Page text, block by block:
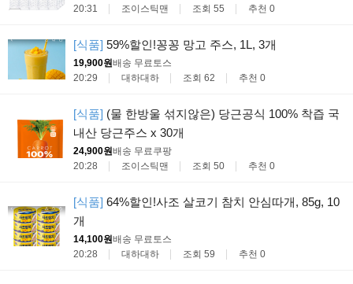
20:31
조이스틱맨 조회 55 추천 0
[식품] 59%할인!꽁꽁 망고 주스, 1L, 3개
19,900원배송 무료 토스
20:29
대하대하 조회 62 추천 0
[식품] (물 한방울 섞지않은) 당근공식 100% 착즙 국
내산 당근주스 x 30개
24,900원배송 무료 쿠팡
20:28
조이스틱맨 조회 50 추천 0
[식품] 64%할인!사조 살코기 참치 안심따개, 85g, 10
개
14,100원배송 무료 토스
20:28
대하대하 조회 59 추천 0